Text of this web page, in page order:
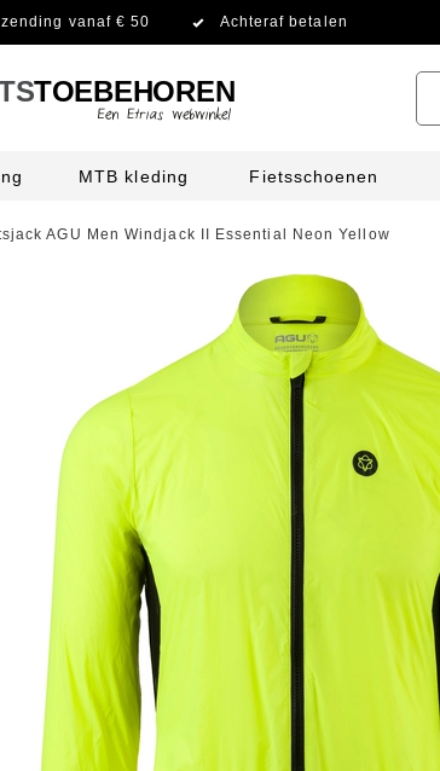
vanaf € 50 Achteraf betalen
TOEBEHOREN
MTB kleding Fietsschoenen
AGU Men Windjack II Essential Neon Yellow